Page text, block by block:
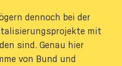
dennoch bei der
mit
sind. Genau hier
von Bund und